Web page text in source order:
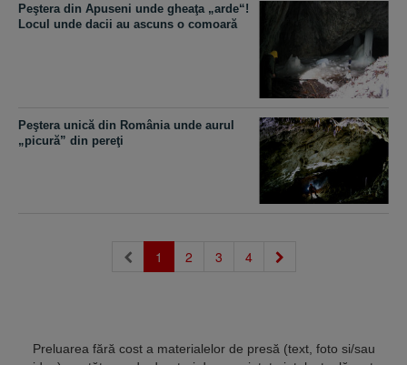
Peştera din Apuseni unde gheaţa „arde“!
Locul unde dacii au ascuns o comoară
Peştera unică din România unde aurul
„picură” din pereţi
1 (current)
2 3 4
Preluarea fără cost a materialelor de presă (text, foto si/sau